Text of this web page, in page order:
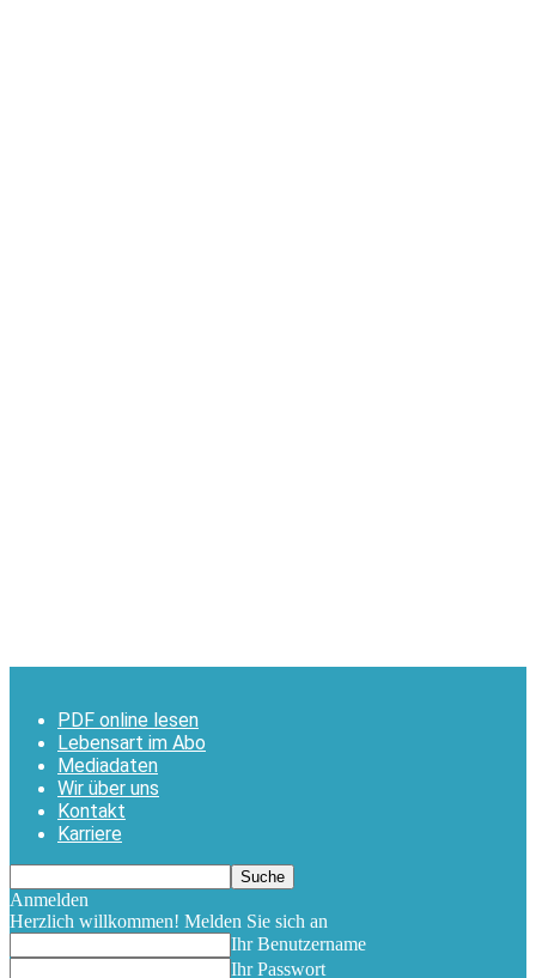
PDF online lesen
Lebensart im Abo
Mediadaten
Wir über uns
Kontakt
Karriere
Anmelden
Herzlich willkommen! Melden Sie sich an
Ihr Benutzername
Ihr Passwort